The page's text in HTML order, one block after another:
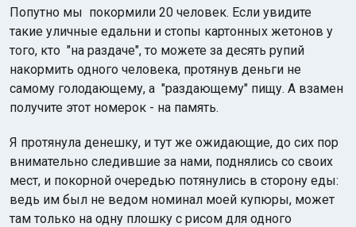
Попутно мы покормили 20 человек. Если увидите
такие уличные едальни и стопы картонных жетонов у
того, кто "на раздаче", то можете за десять рупий
накормить одного человека, протянув деньги не
самому голодающему, а "раздающему" пищу. А взамен
получите этот номерок - на память.
Я протянула денешку, и тут же ожидающие, до сих пор
внимательно следившие за нами, поднялись со своих
мест, и покорной очередью потянулись в сторону еды:
ведь им был не ведом номинал моей купюры, может
там только на одну плошку с рисом для одного